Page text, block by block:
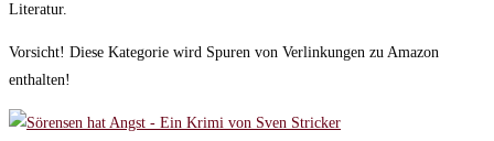
Literatur.
Vorsicht! Diese Kategorie wird Spuren von Verlinkungen zu Amazon
enthalten!